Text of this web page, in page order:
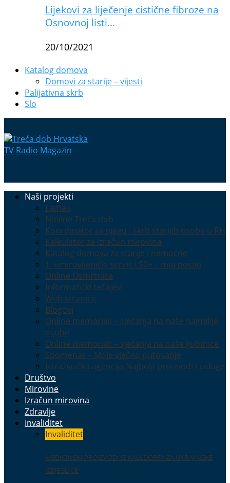
Lijekovi za liječenje cistične fibroze na
Osnovnoj listi…
20/10/2021
Katalog domova
Domovi za starije – vijesti
Palijativna skrb
Slo
TV Radio Magazin
Naši projekti
Famax
Novine Treća dob
Koordinator za njegu i skrb starijih osoba u RH
Kalkulator za izračun mirovina
Katalog domova za starije i nemoćne
1. umirovljenički servis i 50+ – moj posao
Online Osmrtnice
Informatički tečajevi
Web stranice
Blogovi
Online memoriali – sjećanja na naše najmilije
osobe
Online memoriali – sjećanja na naše ljubimce
Spomenar – Moje vječno putovanje
Istraživačka agencija Najbolji proizvodi i usluge
Društvo
Mirovine
Izračun mirovina
Zdravlje
Invaliditet
Invaliditet
MEDICINSKI PROIZVODI IZ KALLDORFA ZA UKRAJINSKE
IZBJEGLICE